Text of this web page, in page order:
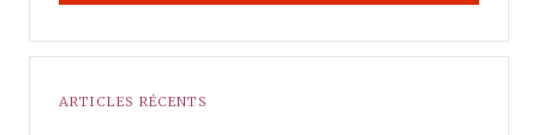
ARTICLES RÉCENTS